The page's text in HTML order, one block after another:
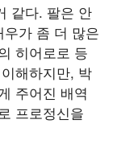
같다. 팔은 안
가 좀 더 많은
히어로로 등
해하지만, 박
주어진 배역
프로정신을